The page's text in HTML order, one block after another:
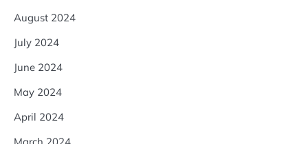
August 2024
July 2024
June 2024
May 2024
April 2024